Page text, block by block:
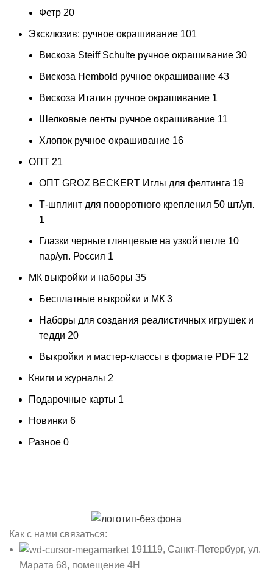
Фетр 20
Эксклюзив: ручное окрашивание 101
Вискоза Steiff Schulte ручное окрашивание 30
Вискоза Hembold ручное окрашивание 43
Вискоза Италия ручное окрашивание 1
Шелковые ленты ручное окрашивание 11
Хлопок ручное окрашивание 16
ОПТ 21
ОПТ GROZ BECKERT Иглы для фелтинга 19
Т-шплинт для поворотного крепления 50 шт/уп.
1
Глазки черные глянцевые на узкой петле 10
пар/уп. Россия 1
МК выкройки и наборы 35
Бесплатные выкройки и МК 3
Наборы для создания реалистичных игрушек и
тедди 20
Выкройки и мастер-классы в формате PDF 12
Книги и журналы 2
Подарочные карты 1
Новинки 6
Разное 0
Как с нами связаться:
191119, Санкт-Петербург, ул.
Марата 68, помещение 4Н